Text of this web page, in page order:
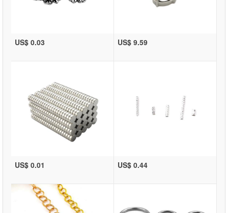
US$ 0.03 US$ 9.59
US$ 0.01 US$ 0.44